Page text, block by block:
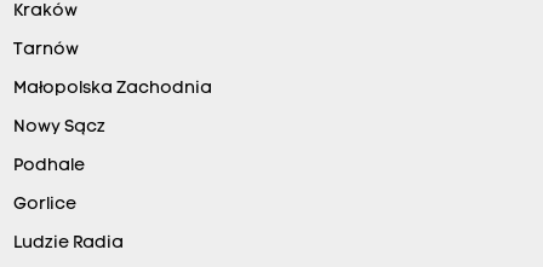
Kraków
Tarnów
Małopolska Zachodnia
Nowy Sącz
Podhale
Gorlice
Ludzie Radia